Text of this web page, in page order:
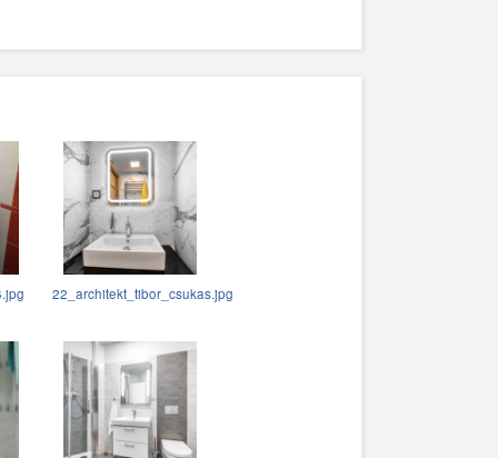
22_architekt_tibor_csukas.jpg